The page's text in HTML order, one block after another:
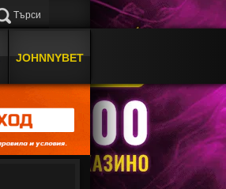
Търси
JOHNNYBET